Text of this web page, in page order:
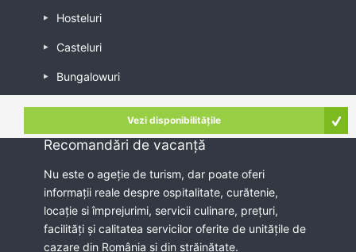
Vezi disponibilitățile
Hosteluri
Casteluri
Bungalowuri
Popasuri
Recomandări de vacanță
Nu este o ageție de turism, dar poate oferi
informații reale despre ospitalitate, curătenie,
locație si împrejurimi, servicii culinare, prețuri,
facilități și calitatea servicilor oferite de unitățile de
cazare din România și din străinătate.